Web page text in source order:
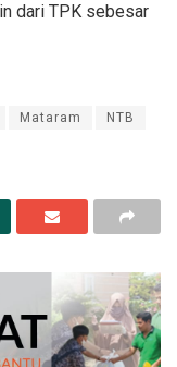
dari TPK sebesar
Mataram NTB